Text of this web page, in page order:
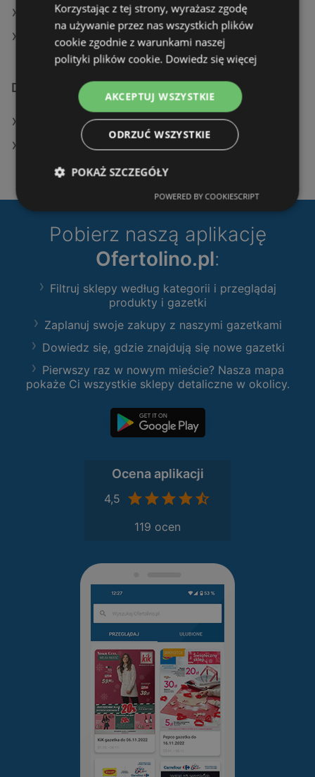
KiK w Police
KiK w Pabianice (Gmina)
Dodatkowe łącza
Sklepy KiK w Police
Pobierz naszą aplikację
Ofertolino.pl:
Filtruj sklepy według kategorii i przeglądaj
produkty i gazetki
Zaplanuj swoje zakupy z naszymi gazetkami
Dowiedz się, gdzie znajdują się nowe gazetki
Pierwszy raz w nowym mieście? Nasza mapa
pokaże Ci wszystkie sklepy detaliczne w okolicy.
Ocena aplikacji
4,5
119 ocen
Korzystając z tej strony, wyrażasz zgodę
na używanie przez nas wszystkich plików
cookie zgodnie z warunkami naszej
polityki plików cookie. Dowiedz się więcej
AKCEPTUJ WSZYSTKIE
ODRZUĆ WSZYSTKIE
POKAŻ SZCZEGÓŁY
POWERED BY COOKIESCRIPT